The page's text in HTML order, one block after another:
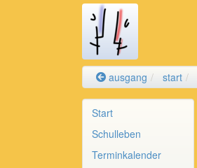
ausgang start
Start
Schulleben
Terminkalender